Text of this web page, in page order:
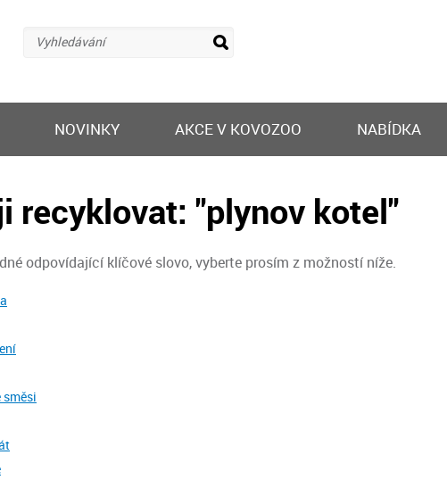
NOVINKY AKCE V KOVOZOO NABÍDKA
Vyhledávání
recyklovat: "plynov kotel"
odpovídající klíčové slovo, vyberte prosím z možností níže.
SBR